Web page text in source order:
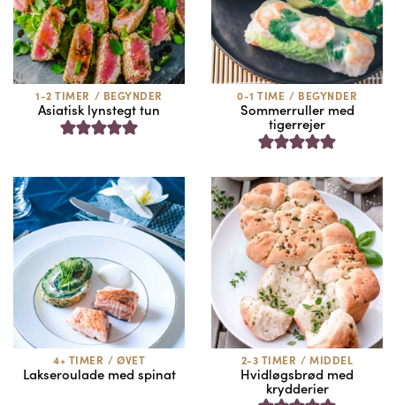
1-2 TIMER / BEGYNDER
Asiatisk lynstegt tun
0-1 TIME / BEGYNDER
Sommerruller med
tigerrejer
4+ TIMER / ØVET
Lakseroulade med spinat
2-3 TIMER /MIDDEL
Hvidløgsbrød med
krydderier